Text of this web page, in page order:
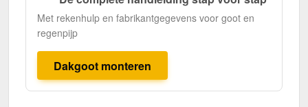
Met rekenhulp en fabrikantgegevens voor goot en
regenpijp
Dakgoot monteren